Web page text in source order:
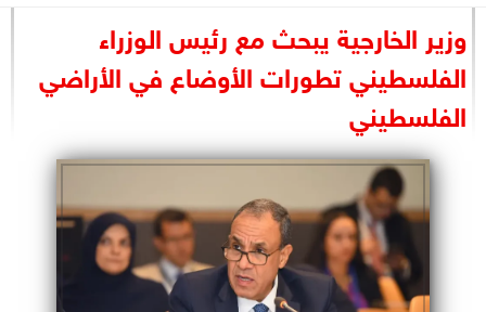
الرئاسة
البرلمان
الوزارات
وزير الخارجية يبحث مع رئيس الوزراء
الفلسطيني تطورات الأوضاع في الأراضي
الفلسطيني